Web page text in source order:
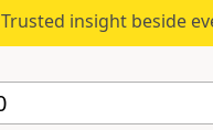
Trusted insight beside